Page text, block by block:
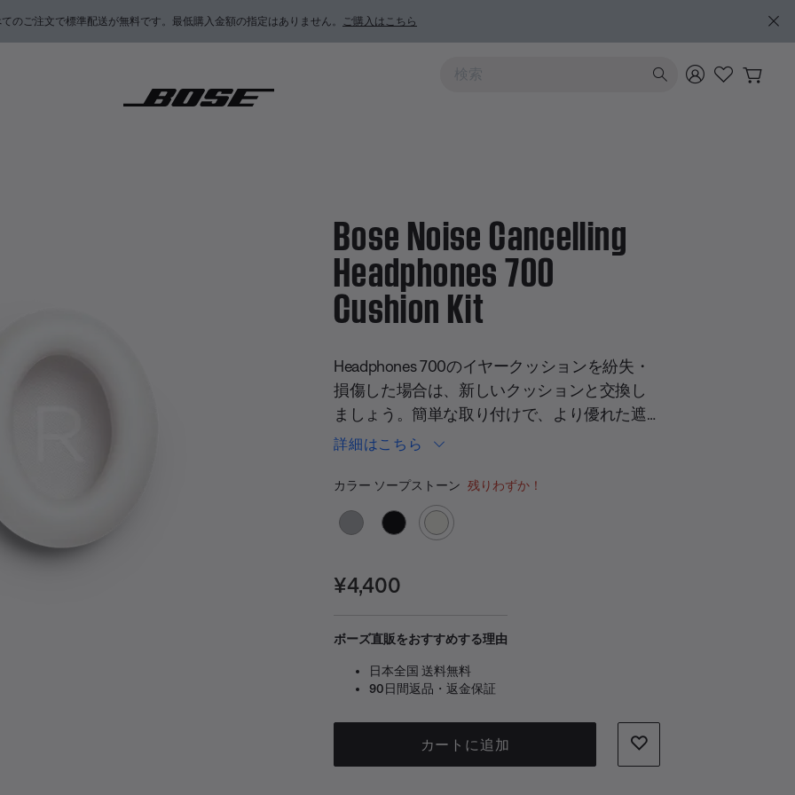
のご注文で標準配送が無料です。最低購入金額の指定はありません。 ご購入はこちら
上および下向きの矢印を使うと検索結果を確認できま
Bose Noise Cancelling
Headphones 700
Cushion Kit
Headphones 700のイヤークッションを紛失・
損傷した場合は、新しいクッションと交換し
ましょう。簡単な取り付けで、より優れた遮
音性を実現します。
詳細はこちら
カラーの選択
選択済み
カラー ソープストーン 残りわずか！
価格:
¥4,400
ボーズ直販をおすすめする理由
日本全国 送料無料
90日間返品・返金保証
カートに追加